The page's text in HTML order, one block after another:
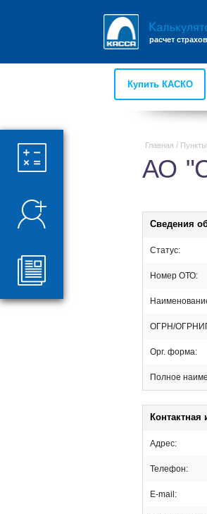
расчет
Купить КАСКО
Главная /
АО
Сведения
Статус:
Номер ОТО:
ОГРН/
Орг. форма:
Полное
Адрес:
Телефон:
E-mail: